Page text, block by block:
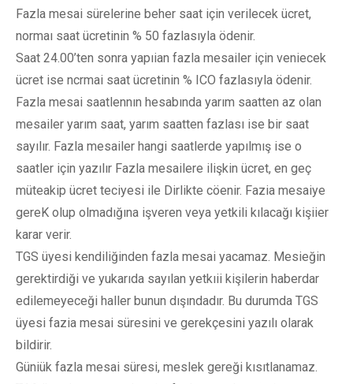
Fazla mesai sürelerine beher saat için verilecek ücret,
normaı saat ücretinin % 50 fazlasıyla ödenir.
Saat 24.00’ten sonra yapıian fazla mesailer için veniecek
ücret ise ncrmai saat ücretinin % ICO fazlasıyla ödenir.
Fazla mesai saatlennın hesabında yarım saatten az olan
mesailer yarım saat, yarım saatten fazlası ise bir saat
sayılır. Fazla mesailer hangi saatlerde yapılmış ise o
saatler için yazılır Fazla mesailere ilişkin ücret, en geç
müteakip ücret teciyesi ile Dirlikte cöenir. Fazia mesaiye
gereK olup olmadığına işveren veya yetkili kılacağı kişiier
karar verir.
TGS üyesi kendiliğinden fazla mesai yacamaz. Mesieğin
gerektirdiği ve yukarıda sayılan yetkıii kişilerin haberdar
edilemeyeceği haller bunun dışındadır. Bu durumda TGS
üyesi fazia mesai süresini ve gerekçesini yazılı olarak
bildirir.
Güniük fazla mesai süresi, meslek gereği kısıtlanamaz.